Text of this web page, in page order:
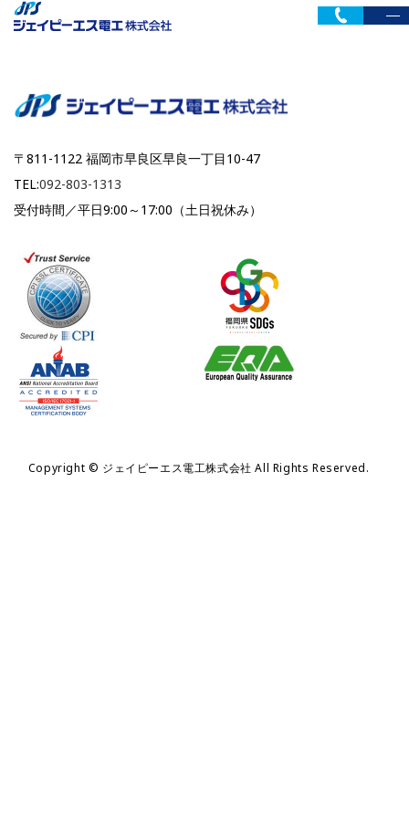
〒811-1122 福岡市早良区早良一丁目10-47
TEL:092-803-1313
受付時間／平日9:00～17:00（土日祝休み）
Copyright © ジェイピーエス電工株式会社 All Rights Reserved.